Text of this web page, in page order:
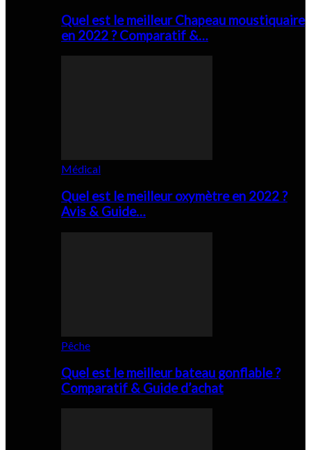
Quel est le meilleur Chapeau moustiquaire
en 2022 ? Comparatif &…
Médical
Quel est le meilleur oxymètre en 2022 ?
Avis & Guide…
Pêche
Quel est le meilleur bateau gonflable ?
Comparatif & Guide d’achat